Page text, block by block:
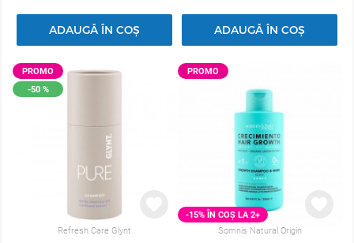
ADAUGĂ ÎN COȘ ADAUGĂ ÎN COȘ
Refresh Care Glynt
PROMO
-50 %
-15% ÎN COȘ LA 2+
Somnis Natural Origin
PROMO